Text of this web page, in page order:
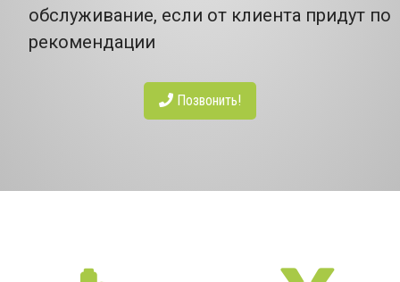
обслуживание, если от клиента придут по
рекомендации
Позвонить!